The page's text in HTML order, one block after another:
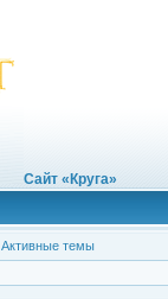
Сайт «Круга»
Активные темы